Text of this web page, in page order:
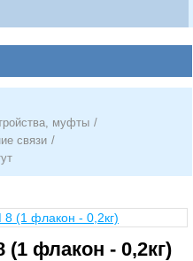
муфты /
связи /
флакон - 0,2кг)